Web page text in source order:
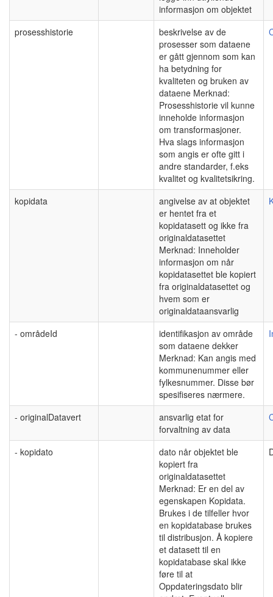
informasjon om objektet
prosesshistorie
beskrivelse av de
prosesser som dataene
er gått gjennom som kan
ha betydning for
kvaliteten og bruken av
dataene Merknad:
Prosesshistorie vil kunne
inneholde informasjon
om transformasjoner.
Hva slags informasjon
som angis er ofte gitt i
andre standarder, f.eks
kvalitet og kvalitetsikring.
kopidata
angivelse av at objektet
er hentet fra et
kopidatasett og ikke fra
originaldatasettet
Merknad: Inneholder
informasjon om når
kopidatasettet ble kopiert
fra originaldatasettet og
hvem som er
originaldataansvarlig
- områdeId
identifikasjon av område
som dataene dekker
Merknad: Kan angis med
kommunenummer eller
fylkesnummer. Disse bør
spesifiseres nærmere.
- originalDatavert
ansvarlig etat for
forvaltning av data
- kopidato
dato når objektet ble
kopiert fra
originaldatasettet
Merknad: Er en del av
egenskapen Kopidata.
Brukes i de tilfeller hvor
en kopidatabase brukes
til distribusjon. Å kopiere
et datasett til en
kopidatabase skal ikke
føre til at
Oppdateringsdato blir